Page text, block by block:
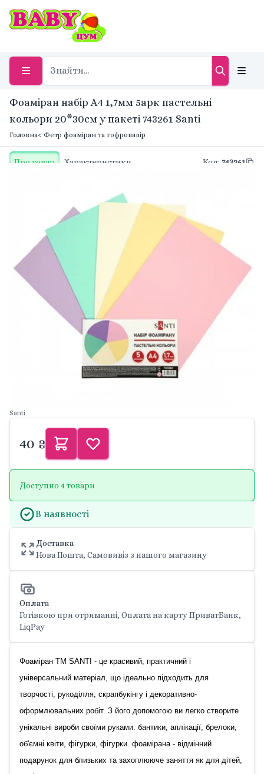
Фоаміран набір А4 1,7мм 5арк пастельні
кольори 20*30см у пакеті 743261 Santi
Головна< Фетр фоаміран та гофропапір
Про товар Характеристики Код: 743261
Santi
40 ₴
Доступно 4 товари
В наявності
Доставка
Нова Пошта, Самовивіз з нашого магазину
Оплата
Готівкою при отриманні, Оплата на карту ПриватБанк,
LiqPay
Фоаміран ТМ SANTI - це красивий, практичний і
універсальний матеріал, що ідеально підходить для
творчості, рукоділля, скрапбукінгу і декоративно-
оформлювальних робіт. З його допомогою ви легко створите
унікальні вироби своїми руками: бантики, аплікації, брелоки,
об'ємні квіти, фігурки, фігурки. фоамірана - відмінний
подарунок для близьких та захоплююче заняття як для дітей,